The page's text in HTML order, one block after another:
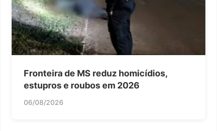
Fronteira de MS reduz homicídios,
estupros e roubos em 2026
06/08/2026